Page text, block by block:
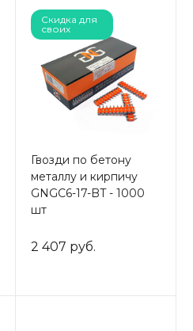
Скидка для
своих
Гвозди по бетону
металлу и кирпичу
GNGC6-17-BT - 1000
шт
2 407 руб.